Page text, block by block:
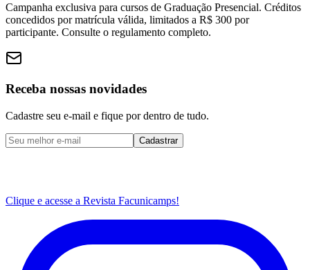
Campanha exclusiva para cursos de Graduação Presencial. Créditos
concedidos por matrícula válida, limitados a R$ 300 por
participante. Consulte o regulamento completo.
Receba nossas novidades
Cadastre seu e-mail e fique por dentro de tudo.
Cadastrar
Clique e acesse a Revista Facunicamps!